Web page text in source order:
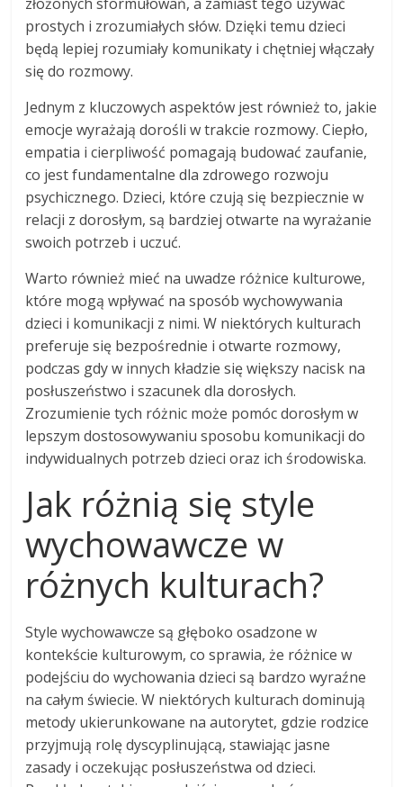
prostych i zrozumiałych słów. Dzięki temu dzieci
będą lepiej rozumiały komunikaty i chętniej włączały
się do rozmowy.
Jednym z kluczowych aspektów jest również to, jakie
emocje wyrażają dorośli w trakcie rozmowy. Ciepło,
empatia i cierpliwość pomagają budować zaufanie,
co jest fundamentalne dla zdrowego rozwoju
psychicznego. Dzieci, które czują się bezpiecznie w
relacji z dorosłym, są bardziej otwarte na wyrażanie
swoich potrzeb i uczuć.
Warto również mieć na uwadze różnice kulturowe,
które mogą wpływać na sposób wychowywania
dzieci i komunikacji z nimi. W niektórych kulturach
preferuje się bezpośrednie i otwarte rozmowy,
podczas gdy w innych kładzie się większy nacisk na
posłuszeństwo i szacunek dla dorosłych.
Zrozumienie tych różnic może pomóc dorosłym w
lepszym dostosowywaniu sposobu komunikacji do
indywidualnych potrzeb dzieci oraz ich środowiska.
Jak różnią się style
wychowawcze w
różnych kulturach?
Style wychowawcze są głęboko osadzone w
kontekście kulturowym, co sprawia, że różnice w
podejściu do wychowania dzieci są bardzo wyraźne
na całym świecie. W niektórych kulturach dominują
metody ukierunkowane na autorytet, gdzie rodzice
przyjmują rolę dyscyplinującą, stawiając jasne
zasady i oczekując posłuszeństwa od dzieci.